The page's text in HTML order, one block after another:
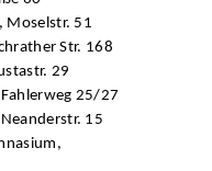
Moselstr. 51
Str. 168
29
Fahlerweg 25/27
15